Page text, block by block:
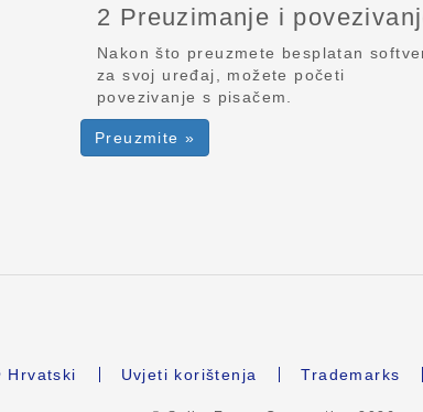
2 Preuzimanje i
Nakon što preuzmete besplatan
za svoj uređaj, možete početi
povezivanje s pisačem.
Preuzmite »
Hrvatski Uvjeti korištenja Trademarks